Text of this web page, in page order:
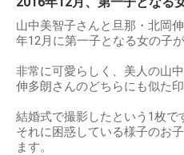
山中美智子さんと旦那・北岡
年12月に第一子となる女の子
非常に可愛らしく、美人の山
伸多朗さんのどちらにも似た印
結婚式で撮影したという1枚で
それに困惑している様子のお
ます。